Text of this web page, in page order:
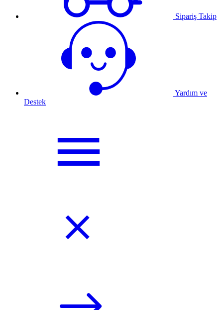
Sipariş Takip
Yardım ve
Destek